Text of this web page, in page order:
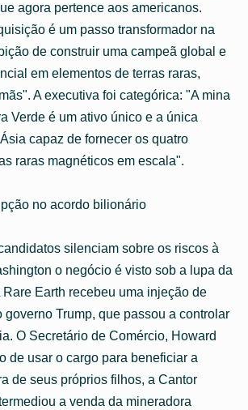
agora pertence aos americanos.
é um passo transformador na
de construir uma campeã global e
em elementos de terras raras,
A executiva foi categórica: "A mina
Verde é um ativo único e a única
capaz de fornecer os quatro
raras magnéticos em escala".
no acordo bilionário
silenciam sobre os riscos à
o negócio é visto sob a lupa da
Rare Earth recebeu uma injeção de
governo Trump, que passou a controlar
O Secretário de Comércio, Howard
de usar o cargo para beneficiar a
de seus próprios filhos, a Cantor
a venda da mineradora